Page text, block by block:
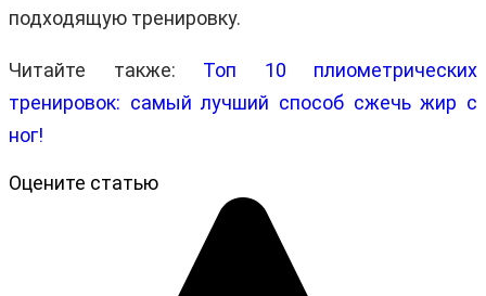
подходящую тренировку.
Читайте также: Топ 10 плиометрических
тренировок: самый лучший способ сжечь жир с
ног!
Оцените статью